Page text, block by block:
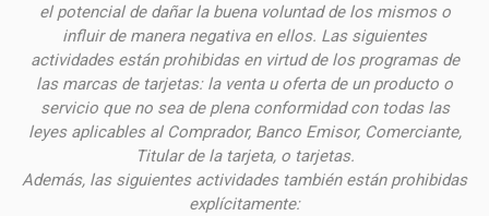
el potencial de dañar la buena voluntad de los mismos o
influir de manera negativa en ellos. Las siguientes
actividades están prohibidas en virtud de los programas de
las marcas de tarjetas: la venta u oferta de un producto o
servicio que no sea de plena conformidad con todas las
leyes aplicables al Comprador, Banco Emisor, Comerciante,
Titular de la tarjeta, o tarjetas.
Además, las siguientes actividades también están prohibidas
explícitamente: